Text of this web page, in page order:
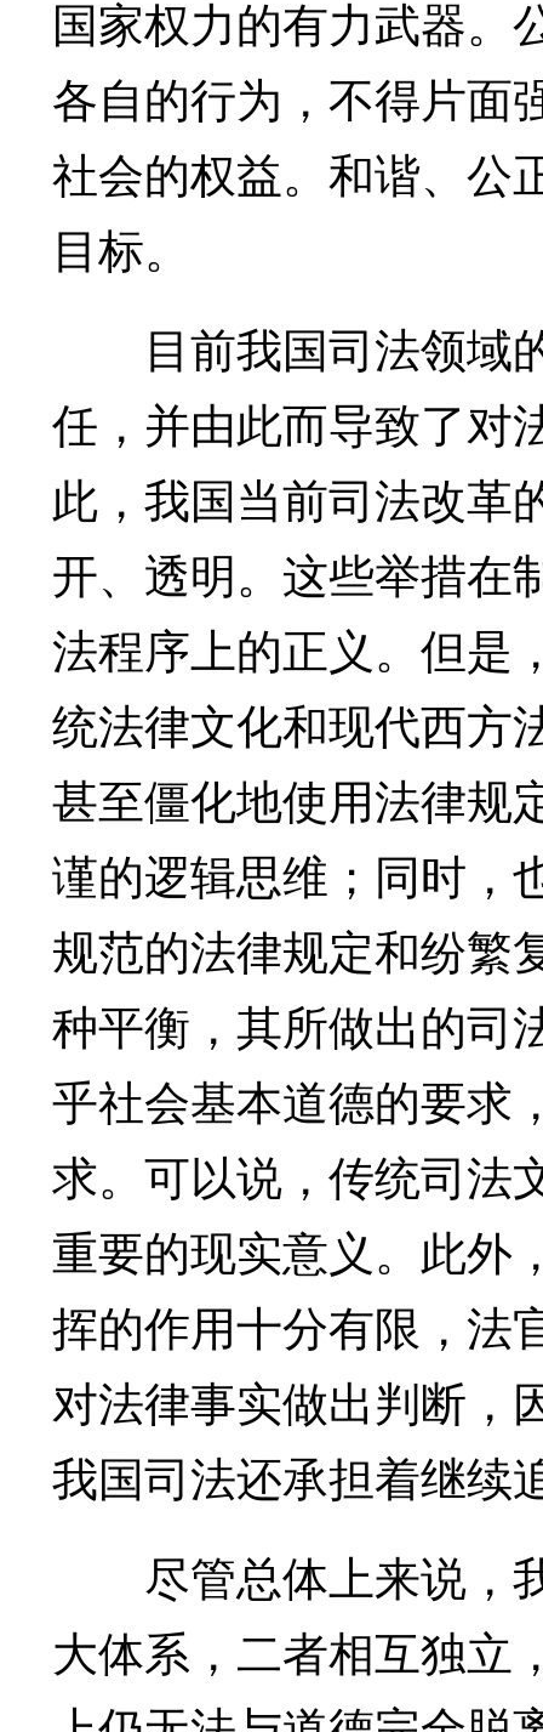
国家权力的有力武器。
各自的行为，不得片面
社会的权益。和谐、公
目标。
目前我国司法领域
任，并由此而导致了对
此，我国当前司法改革
开、透明。这些举措在
法程序上的正义。但是
统法律文化和现代西方
甚至僵化地使用法律规
谨的逻辑思维；同时，
规范的法律规定和纷繁
种平衡，其所做出的司
乎社会基本道德的要求
求。可以说，传统司法
重要的现实意义。此外
挥的作用十分有限，法
对法律事实做出判断，
我国司法还承担着继续
尽管总体上来说，
大体系，二者相互独立